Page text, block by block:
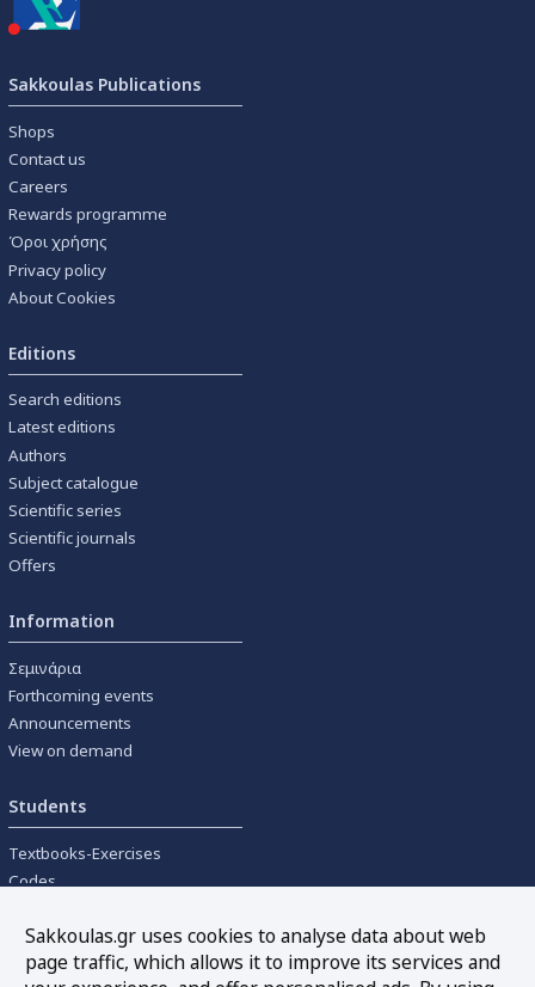
Sakkoulas Publications
Shops
Contact us
Careers
Rewards programme
Όροι χρήσης
Privacy policy
About Cookies
Editions
Search editions
Latest editions
Authors
Subject catalogue
Scientific series
Scientific journals
Offers
Information
Σεμινάρια
Forthcoming events
Announcements
View on demand
Students
Textbooks-Exercises
Codes
Tools
Sakkoulas.gr uses cookies to analyse data about web
page traffic, which allows it to improve its services and